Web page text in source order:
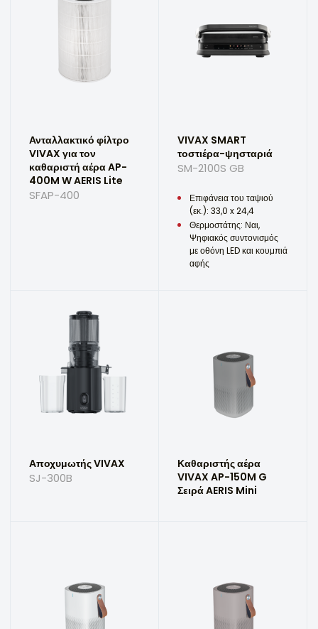
Ανταλλακτικό φίλτρο
VIVAX για τον
καθαριστή αέρα AP-
400M W AERIS Lite
SFAP-400
VIVAX SMART
τοστιέρα-ψησταριά
SM-2100S GB
Επιφάνεια του ταψιού
(εκ.): 33,0 x 24,4
Θερμοστάτης: Ναι,
Ψηφιακός συντονισμός
με οθόνη LED και κουμπιά
αφής
Αποχυμωτής VIVAX
SJ-300B
Καθαριστής αέρα
VIVAX AP-150M G
Σειρά AERIS Mini